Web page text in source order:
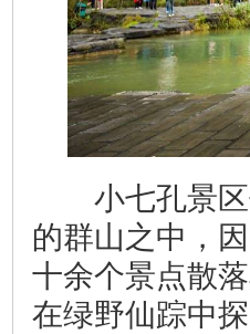
小七孔景区
的群山之中，
十余个景点散
在绿野仙踪中